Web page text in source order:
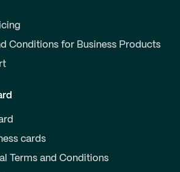
Conditions for Business Products
cards
Terms and Conditions